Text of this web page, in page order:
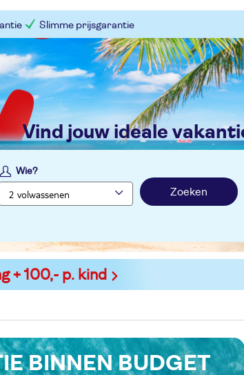
Slimme prijsgarantie
vind jouw ideale
Wie?
Zoeken
+ 100,- p. kind
BINNEN BUDGET